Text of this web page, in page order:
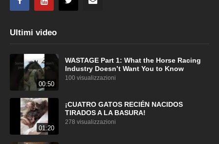
Ultimi video
00:50
WASTAGE Part 1: What the Horse Racing
Industry Doesn’t Want You to Know
100 visualizzazioni
01:20
¡CUATRO GATOS RECIÉN NACIDOS
TIRADOS A LA BASURA!
278 visualizzazioni